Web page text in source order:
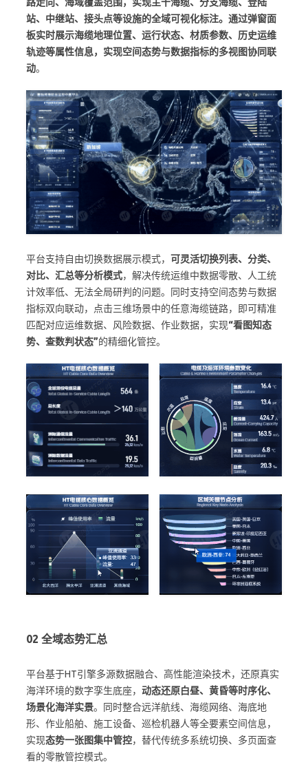
站、中继站、接头点等设施的全域可视化标注。通过弹窗面
板实时展示海缆地理位置、运行状态、材质参数、历史运维
轨迹等属性信息，实现空间态势与数据指标的多视图协同联
动。
平台支持自由切换数据展示模式， 可灵活切换列表、分类、
对比、汇总等分析模式，解决传统运维中数据零散、人工统
计效率低、无法全局研判的问题。同时支持空间态势与数据
指标双向联动，点击三维场景中的任意海缆链路，即可精准
匹配对应运维数据、风险数据、作业数据，实现“看图知态
势、查数判状态”的精细化管控。
02 全域态势汇总
平台基于HT引擎多源数据融合、高性能渲染技术，还原真实
海洋环境的数字孪生底座， 动态还原白昼、黄昏等时序化、
场景化海洋实景。同时整合远洋航线、海缆网络、海底地
形、作业船舶、施工设备、巡检机器人等全要素空间信息，
实现态势一张图集中管控，替代传统多系统切换、多页面查
看的零散管控模式。